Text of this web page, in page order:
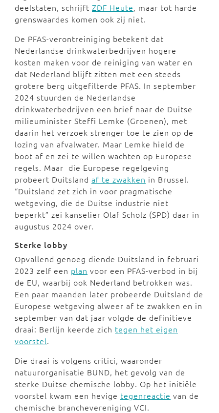
deelstaten, schrijft ZDF Heute, maar tot harde
grenswaardes komen ook zij niet.
De PFAS-verontreiniging betekent dat
Nederlandse drinkwaterbedrijven hogere
kosten maken voor de reiniging van water en
dat Nederland blijft zitten met een steeds
grotere berg uitgefilterde PFAS. In september
2024 stuurden de Nederlandse
drinkwaterbedrijven een brief naar de Duitse
milieuminister Steffi Lemke (Groenen), met
daarin het verzoek strenger toe te zien op de
lozing van afvalwater. Maar Lemke hield de
boot af en zei te willen wachten op Europese
regels. Maar die Europese regelgeving
probeert Duitsland af te zwakken in Brussel.
“Duitsland zet zich in voor pragmatische
wetgeving, die de Duitse industrie niet
beperkt” zei kanselier Olaf Scholz (SPD) daar in
augustus 2024 over.
Sterke lobby
Opvallend genoeg diende Duitsland in februari
2023 zelf een plan voor een PFAS-verbod in bij
de EU, waarbij ook Nederland betrokken was.
Een paar maanden later probeerde Duitsland de
Europese wetgeving alweer af te zwakken en in
september van dat jaar volgde de definitieve
draai: Berlijn keerde zich tegen het eigen
voorstel.
Die draai is volgens critici, waaronder
natuurorganisatie BUND, het gevolg van de
sterke Duitse chemische lobby. Op het initiële
voorstel kwam een hevige tegenreactie van de
chemische branchevereniging VCI.